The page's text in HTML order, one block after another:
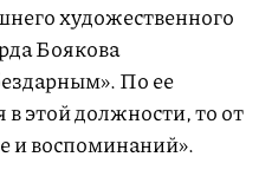
художественного
Боякова
По ее
этой должности, то от
и воспоминаний».